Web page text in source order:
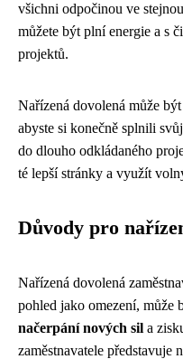
všichni odpočinou ve
můžete být plní energie a s
projektů.
Nařízená dovolená může
abyste si konečně splnili
do dlouho odkládaného
té lepší stránky a využít
Důvody pro
Nařízená dovolená
pohled jako omezení, může
načerpání nových sil a
zaměstnavatele představuje